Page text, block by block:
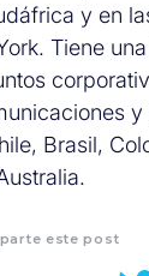
y en
Tiene
y
Brasil,
este post